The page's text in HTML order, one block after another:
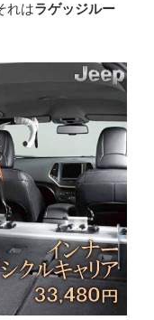
れはラゲッジルー